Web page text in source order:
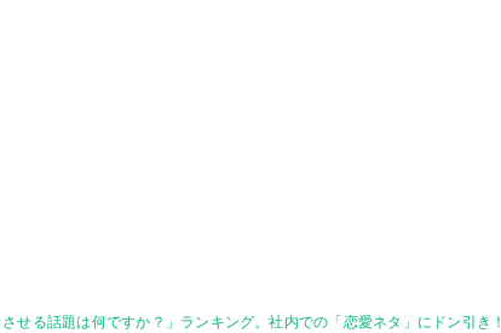
せる話題は何ですか？」ランキング。社内での「恋愛ネタ」にドン引き！